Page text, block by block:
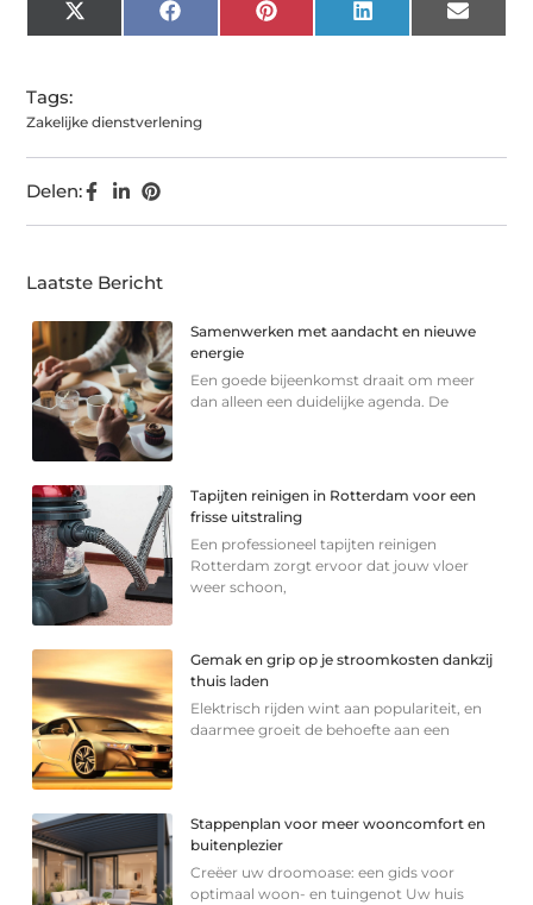
X
(Twitter)
FacebookPinterest LinkedIn Email
Tags:
Zakelijke dienstverlening
Delen:
Laatste Bericht
Samenwerken met aandacht en nieuwe
energie
Een goede bijeenkomst draait om meer
dan alleen een duidelijke agenda. De
Tapijten reinigen in Rotterdam voor een
frisse uitstraling
Een professioneel tapijten reinigen
Rotterdam zorgt ervoor dat jouw vloer
weer schoon,
Gemak en grip op je stroomkosten dankzij
thuis laden
Elektrisch rijden wint aan populariteit, en
daarmee groeit de behoefte aan een
Stappenplan voor meer wooncomfort en
buitenplezier
Creëer uw droomoase: een gids voor
optimaal woon- en tuingenot Uw huis